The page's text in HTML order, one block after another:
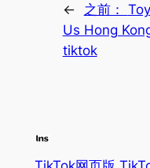
← 之前：
Us Hong
tiktok